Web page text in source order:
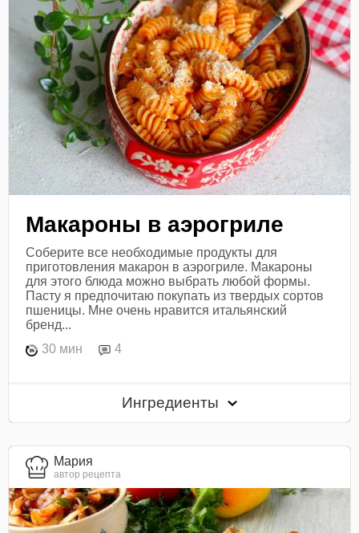
Макароны в аэрогриле
Соберите все необходимые продукты для
приготовления макарон в аэрогриле. Макароны
для этого блюда можно выбрать любой формы.
Пасту я предпочитаю покупать из твердых сортов
пшеницы. Мне очень нравится итальянский
бренд...
30 мин
4
Ингредиенты
Мария
автор рецепта